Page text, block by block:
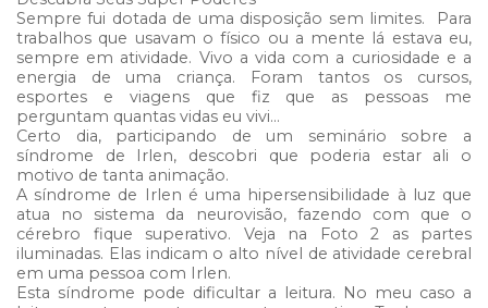
Sempre fui dotada de uma disposição sem limites. Para
trabalhos que usavam o físico ou a mente lá estava eu,
sempre em atividade. Vivo a vida com a curiosidade e a
energia de uma criança. Foram tantos os cursos,
esportes e viagens que fiz que as pessoas me
perguntam quantas vidas eu vivi…
Certo dia, participando de um seminário sobre a
síndrome de Irlen, descobri que poderia estar ali o
motivo de tanta animação.
A síndrome de Irlen é uma hipersensibilidade à luz que
atua no sistema da neurovisão, fazendo com que o
cérebro fique superativo. Veja na Foto 2 as partes
iluminadas. Elas indicam o alto nível de atividade cerebral
em uma pessoa com Irlen.
Esta síndrome pode dificultar a leitura. No meu caso a